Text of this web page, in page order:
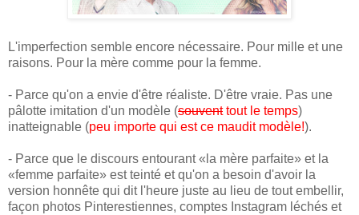
L'imperfection semble encore nécessaire. Pour mille et une
raisons. Pour la mère comme pour la femme.
- Parce qu'on a envie d'être réaliste. D'être vraie. Pas une
pâlotte imitation d'un modèle (souventtout le temps)
inatteignable (peu importe qui est ce maudit modèle!).
- Parce que le discours entourant «la mère parfaite» et la
«femme parfaite» est teinté et qu'on a besoin d'avoir la
version honnête qui dit l'heure juste au lieu de tout embellir,
façon photos Pinterestiennes, comptes Instagram léchés et